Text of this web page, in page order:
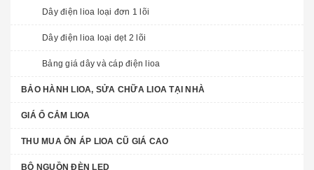
Dây điện lioa loại đơn 1 lõi
Dây điện lioa loại dẹt 2 lõi
Bảng giá dây và cáp điện lioa
BẢO HÀNH LIOA, SỬA CHỮA LIOA TẠI NHÀ
GIÁ Ổ CẮM LIOA
THU MUA ỔN ÁP LIOA CŨ GIÁ CAO
BỘ NGUỒN ĐÈN LED